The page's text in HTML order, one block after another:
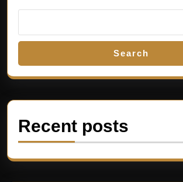
Search
Recent posts